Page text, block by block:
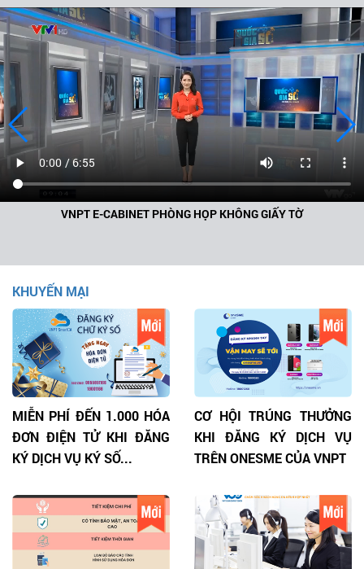
VNPT E-CABINET PHÒNG HỌP KHÔNG GIẤY TỜ
KHUYẾN MẠI
MIỄN PHÍ ĐẾN 1.000 HÓA
ĐƠN ĐIỆN TỬ KHI ĐĂNG
KÝ DỊCH VỤ KÝ SỐ...
CƠ HỘI TRÚNG THƯỞNG
KHI ĐĂNG KÝ DỊCH VỤ
TRÊN ONESME CỦA VNPT